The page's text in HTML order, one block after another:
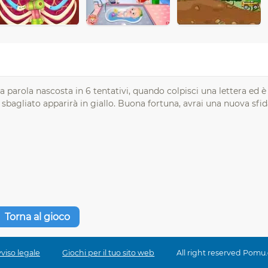
nascosta in 6 tentativi, quando colpisci una lettera ed è
apparirà in giallo. Buona fortuna, avrai una nuova
Torna al gioco
legale Giochi per il tuo sito web All right reserved